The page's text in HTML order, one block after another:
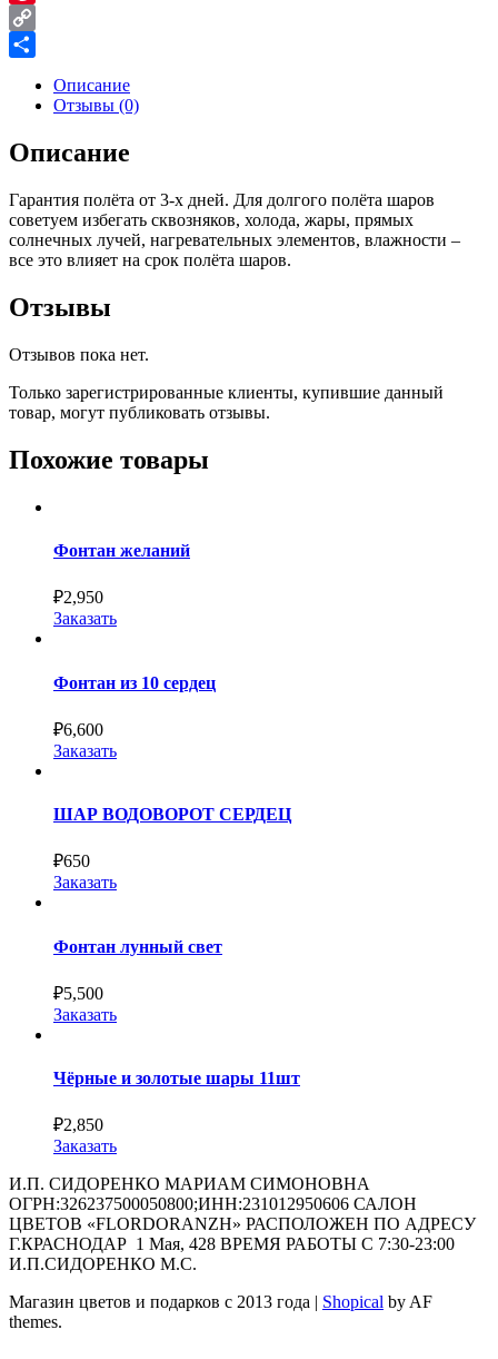
Pinterest
Copy
Описание
Отзывы (0)
Описание
Гарантия полёта от 3-х дней. Для долгого полёта шаров
советуем избегать сквозняков, холода, жары, прямых
солнечных лучей, нагревательных элементов, влажности –
все это влияет на срок полёта шаров.
Отзывы
Отзывов пока нет.
Только зарегистрированные клиенты, купившие данный
товар, могут публиковать отзывы.
Похожие товары
Фонтан желаний
₽2,950
Заказать
Фонтан из 10 сердец
₽6,600
Заказать
ШАР ВОДОВОРОТ СЕРДЕЦ
₽650
Заказать
Фонтан лунный свет
₽5,500
Заказать
Чёрные и золотые шары 11шт
₽2,850
Заказать
И.П. СИДОРЕНКО МАРИАМ СИМОНОВНА
ОГРН:326237500050800;ИНН:231012950606 САЛОН
ЦВЕТОВ «FLORDORANZH» РАСПОЛОЖЕН ПО АДРЕСУ
Г.КРАСНОДАР 1 Мая, 428 ВРЕМЯ РАБОТЫ С 7:30-23:00
И.П.СИДОРЕНКО М.С.
Магазин цветов и подарков с 2013 года | Shopical by AF
themes.